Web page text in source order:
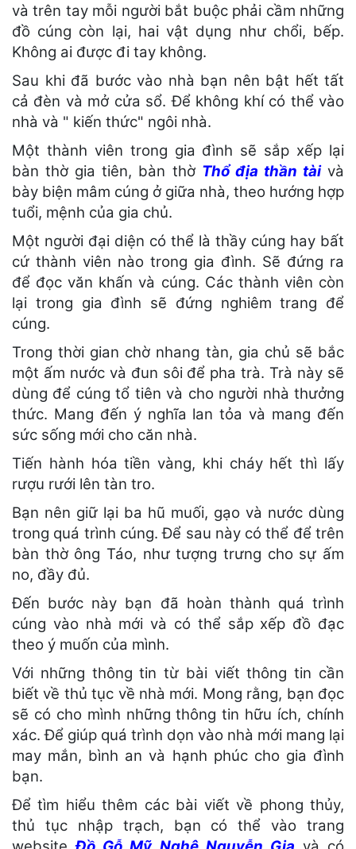
và trên tay mỗi người bắt buộc phải cầm những
đồ cúng còn lại, hai vật dụng như chổi, bếp.
Không ai được đi tay không.
Sau khi đã bước vào nhà bạn nên bật hết tất
cả đèn và mở cửa sổ. Để không khí có thể vào
nhà và " kiến thức" ngôi nhà.
Một thành viên trong gia đình sẽ sắp xếp lại
bàn thờ gia tiên, bàn thờ Thổ địa thần tàivà
bày biện mâm cúng ở giữa nhà, theo hướng hợp
tuổi, mệnh của gia chủ.
Một người đại diện có thể là thầy cúng hay bất
cứ thành viên nào trong gia đình. Sẽ đứng ra
để đọc văn khấn và cúng. Các thành viên còn
lại trong gia đình sẽ đứng nghiêm trang để
cúng.
Trong thời gian chờ nhang tàn, gia chủ sẽ bắc
một ấm nước và đun sôi để pha trà. Trà này sẽ
dùng để cúng tổ tiên và cho người nhà thưởng
thức. Mang đến ý nghĩa lan tỏa và mang đến
sức sống mới cho căn nhà.
Tiến hành hóa tiền vàng, khi cháy hết thì lấy
rượu rưới lên tàn tro.
Bạn nên giữ lại ba hũ muối, gạo và nước dùng
trong quá trình cúng. Để sau này có thể để trên
bàn thờ ông Táo, như tượng trưng cho sự ấm
no, đầy đủ.
Đến bước này bạn đã hoàn thành quá trình
cúng vào nhà mới và có thể sắp xếp đồ đạc
theo ý muốn của mình.
Với những thông tin từ bài viết thông tin cần
biết về thủ tục về nhà mới. Mong rằng, bạn đọc
sẽ có cho mình những thông tin hữu ích, chính
xác. Để giúp quá trình dọn vào nhà mới mang lại
may mắn, bình an và hạnh phúc cho gia đình
bạn.
Để tìm hiểu thêm các bài viết về phong thủy,
thủ tục nhập trạch, bạn có thể vào trang